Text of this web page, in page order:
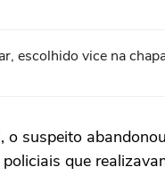
escolhido vice na
suspeito
que